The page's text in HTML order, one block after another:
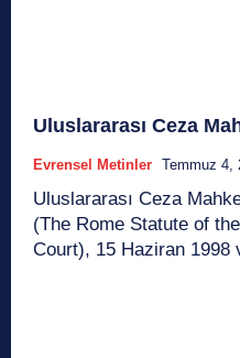
Uluslararası Ceza
Evrensel Metinler Temmuz 4,
Uluslararası Ceza
(The Rome Statute of
Court), 15 Haziran 1998